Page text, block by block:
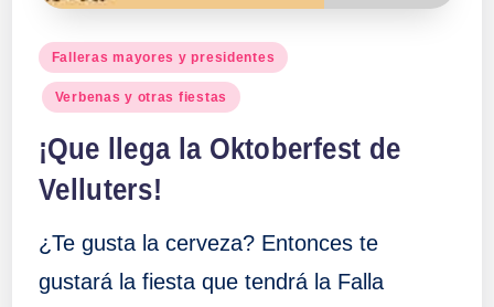
Publicado
en
Falleras mayores y presidentes
Verbenas y otras fiestas
¡Que llega la Oktoberfest de
Velluters!
¿Te gusta la cerveza? Entonces te
gustará la fiesta que tendrá la Falla